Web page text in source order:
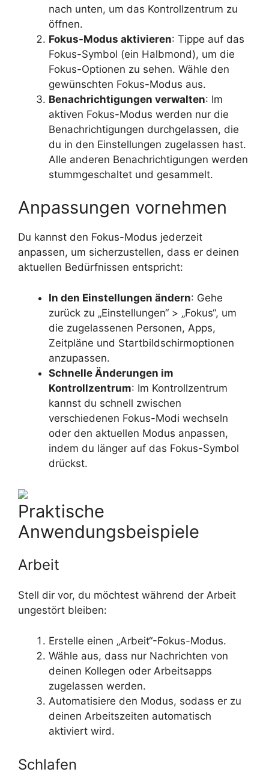
nach unten, um das Kontrollzentrum zu
öffnen.
Fokus-Modus aktivieren: Tippe auf das
Fokus-Symbol (ein Halbmond), um die
Fokus-Optionen zu sehen. Wähle den
gewünschten Fokus-Modus aus.
Benachrichtigungen verwalten: Im
aktiven Fokus-Modus werden nur die
Benachrichtigungen durchgelassen, die
du in den Einstellungen zugelassen hast.
Alle anderen Benachrichtigungen werden
stummgeschaltet und gesammelt.
Anpassungen vornehmen
Du kannst den Fokus-Modus jederzeit
anpassen, um sicherzustellen, dass er deinen
aktuellen Bedürfnissen entspricht:
In den Einstellungen ändern: Gehe
zurück zu „Einstellungen“ > „Fokus“, um
die zugelassenen Personen, Apps,
Zeitpläne und Startbildschirmoptionen
anzupassen.
Schnelle Änderungen im
Kontrollzentrum: Im Kontrollzentrum
kannst du schnell zwischen
verschiedenen Fokus-Modi wechseln
oder den aktuellen Modus anpassen,
indem du länger auf das Fokus-Symbol
drückst.
Praktische
Anwendungsbeispiele
Arbeit
Stell dir vor, du möchtest während der Arbeit
ungestört bleiben:
Erstelle einen „Arbeit“-Fokus-Modus.
Wähle aus, dass nur Nachrichten von
deinen Kollegen oder Arbeitsapps
zugelassen werden.
Automatisiere den Modus, sodass er zu
deinen Arbeitszeiten automatisch
aktiviert wird.
Schlafen